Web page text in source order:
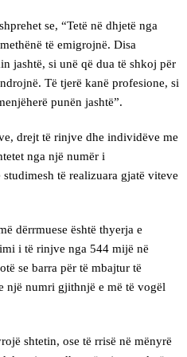
se, “Tetë në dhjetë nga
të emigrojnë. Disa
jashtë, si unë që dua të shkoj për
Të tjerë kanë profesione, si
punën jashtë”.
drejt të rinjve dhe individëve me
nga një numër i
të realizuara gjatë viteve
dërrmuese është thyerja e
i të rinjve nga 544 mijë në
se barra për të mbajtur të
një numri gjithnjë e më të vogël
shtetin, ose të rrisë në mënyrë